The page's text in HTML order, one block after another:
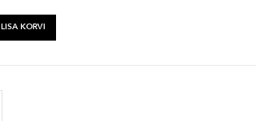
LISA KORVI